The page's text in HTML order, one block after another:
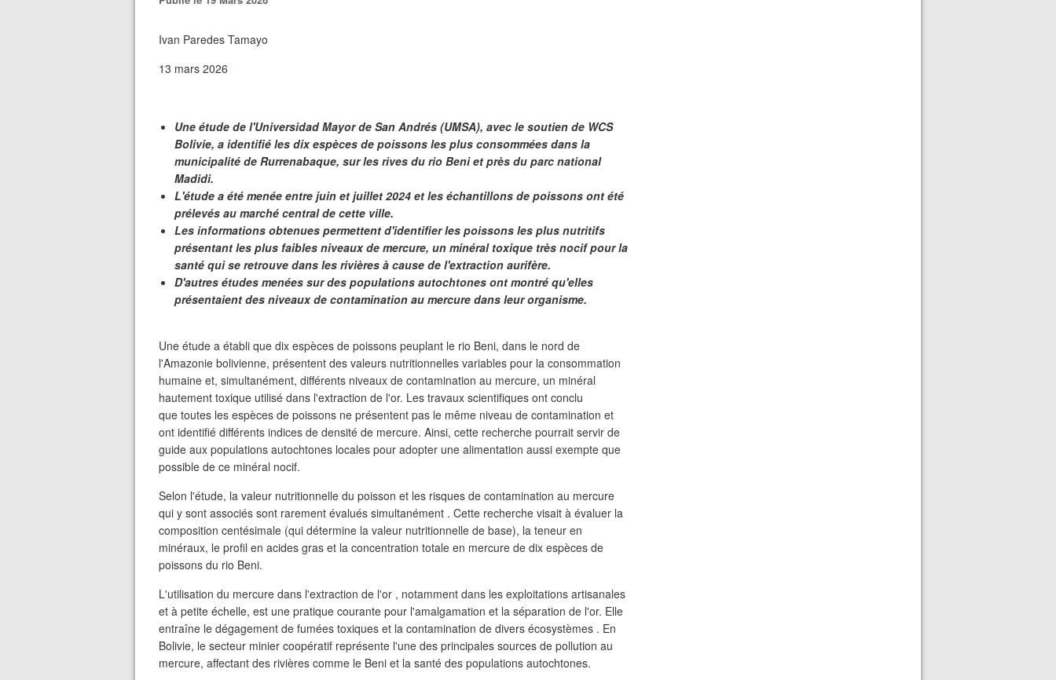
Ivan Paredes Tamayo
13 mars 2026
Une étude de l'Universidad Mayor de San Andrés (UMSA), avec le soutien de WCS
Bolivie, a identifié les dix espèces de poissons les plus consommées dans la
municipalité de Rurrenabaque, sur les rives du rio Beni et près du parc national
Madidi.
L'étude a été menée entre juin et juillet 2024 et les échantillons de poissons ont été
prélevés au marché central de cette ville.
Les informations obtenues permettent d'identifier les poissons les plus nutritifs
présentant les plus faibles niveaux de mercure, un minéral toxique très nocif pour la
santé qui se retrouve dans les rivières à cause de l'extraction aurifère.
D'autres études menées sur des populations autochtones ont montré qu'elles
présentaient des niveaux de contamination au mercure dans leur organisme.
Une étude a établi que dix espèces de poissons peuplant le rio Beni, dans le nord de
l'Amazonie bolivienne, présentent des valeurs nutritionnelles variables pour la consommation
humaine et, simultanément, différents niveaux de contamination au mercure, un minéral
hautement toxique utilisé dans l'extraction de l'or. Les travaux scientifiques ont conclu
que toutes les espèces de poissons ne présentent pas le même niveau de contamination et
ont identifié différents indices de densité de mercure. Ainsi, cette recherche pourrait servir de
guide aux populations autochtones locales pour adopter une alimentation aussi exempte que
possible de ce minéral nocif.
Selon l'étude, la valeur nutritionnelle du poisson et les risques de contamination au mercure
qui y sont associés sont rarement évalués simultanément . Cette recherche visait à évaluer la
composition centésimale (qui détermine la valeur nutritionnelle de base), la teneur en
minéraux, le profil en acides gras et la concentration totale en mercure de dix espèces de
poissons du rio Beni.
L'utilisation du mercure dans l'extraction de l'or , notamment dans les exploitations artisanales
et à petite échelle, est une pratique courante pour l'amalgamation et la séparation de l'or. Elle
entraîne le dégagement de fumées toxiques et la contamination de divers écosystèmes . En
Bolivie, le secteur minier coopératif représente l'une des principales sources de pollution au
mercure, affectant des rivières comme le Beni et la santé des populations autochtones.